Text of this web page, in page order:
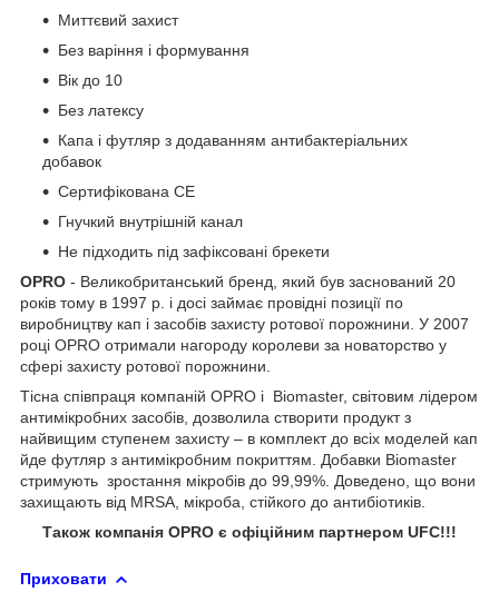
Миттєвий захист
Без варіння і формування
Вік до 10
Без латексу
Капа і футляр з додаванням антибактеріальних
добавок
Сертифікована CE
Гнучкий внутрішній канал
Не підходить під зафіксовані брекети
OPRO - Великобританський бренд, який був заснований 20
років тому в 1997 р. і досі займає провідні позиції по
виробництву кап і засобів захисту ротової порожнини. У 2007
році OPRO отримали нагороду королеви за новаторство у
сфері захисту ротової порожнини.
Тісна співпраця компаній OPRO і Biomaster, світовим лідером
антимікробних засобів, дозволила створити продукт з
найвищим ступенем захисту – в комплект до всіх моделей кап
йде футляр з антимікробним покриттям. Добавки Biomaster
стримують зростання мікробів до 99,99%. Доведено, що вони
захищають від MRSA, мікроба, стійкого до антибіотиків.
Також компанія OPRO є офіційним партнером UFC!!!
Приховати